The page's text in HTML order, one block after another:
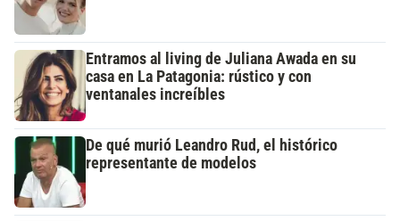
Entramos al living de Juliana Awada en su
casa en La Patagonia: rústico y con
ventanales increíbles
De qué murió Leandro Rud, el histórico
representante de modelos